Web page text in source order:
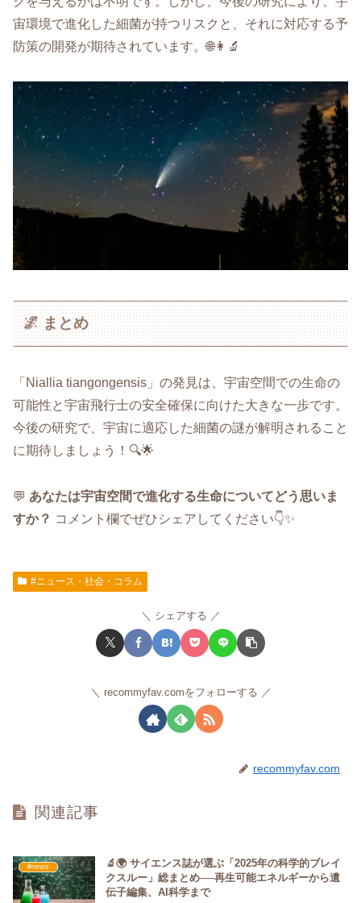
宙環境で進化した細菌が持つリスクと、それに対応する予
防策の開発が期待されています。🌐👩‍🔬
🌌 まとめ
「Niallia tiangongensis」の発見は、宇宙空間での生命の
可能性と宇宙飛行士の安全確保に向けた大きな一歩です。
今後の研究で、宇宙に適応した細菌の謎が解明されること
に期待しましょう！🔍🌟
💬 あなたは宇宙空間で進化する生命についてどう思いま
すか？ コメント欄でぜひシェアしてください👇✨
#ニュース・社会・コラム
シェアする
recommyfav.comをフォローする
recommyfav.com
関連記事
#news
🔬🌍 サイエンス誌が選ぶ「2025年の科学的ブレイ
クスルー」総まとめ──再生可能エネルギーから遺
伝子編集、AI科学まで